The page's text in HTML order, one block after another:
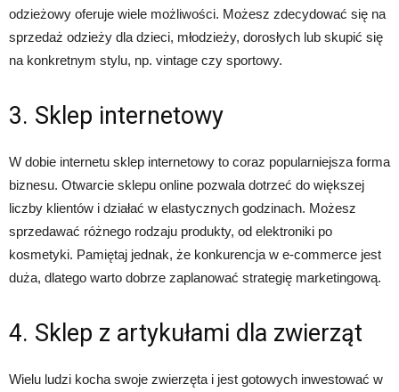
odzieżowy oferuje wiele możliwości. Możesz zdecydować się na
sprzedaż odzieży dla dzieci, młodzieży, dorosłych lub skupić się
na konkretnym stylu, np. vintage czy sportowy.
3. Sklep internetowy
W dobie internetu sklep internetowy to coraz popularniejsza forma
biznesu. Otwarcie sklepu online pozwala dotrzeć do większej
liczby klientów i działać w elastycznych godzinach. Możesz
sprzedawać różnego rodzaju produkty, od elektroniki po
kosmetyki. Pamiętaj jednak, że konkurencja w e-commerce jest
duża, dlatego warto dobrze zaplanować strategię marketingową.
4. Sklep z artykułami dla zwierząt
Wielu ludzi kocha swoje zwierzęta i jest gotowych inwestować w